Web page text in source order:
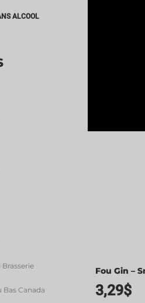
ALCOOL
Bas Canada
Fou Gin –
3,29$